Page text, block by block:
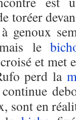
toréer
à genoux
mais le
et
perd la
sont en